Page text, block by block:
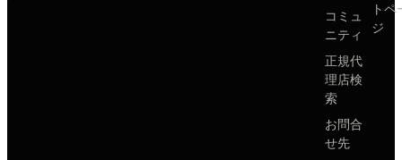
コミュ
ニティ
正規代
理店検
索
お問合
せ先
トペ
ジ